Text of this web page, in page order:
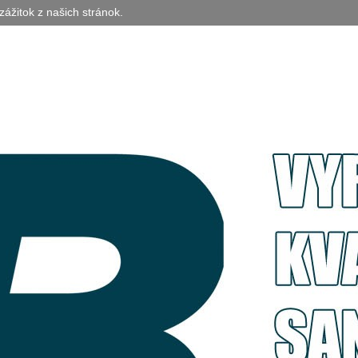
z našich stránok.